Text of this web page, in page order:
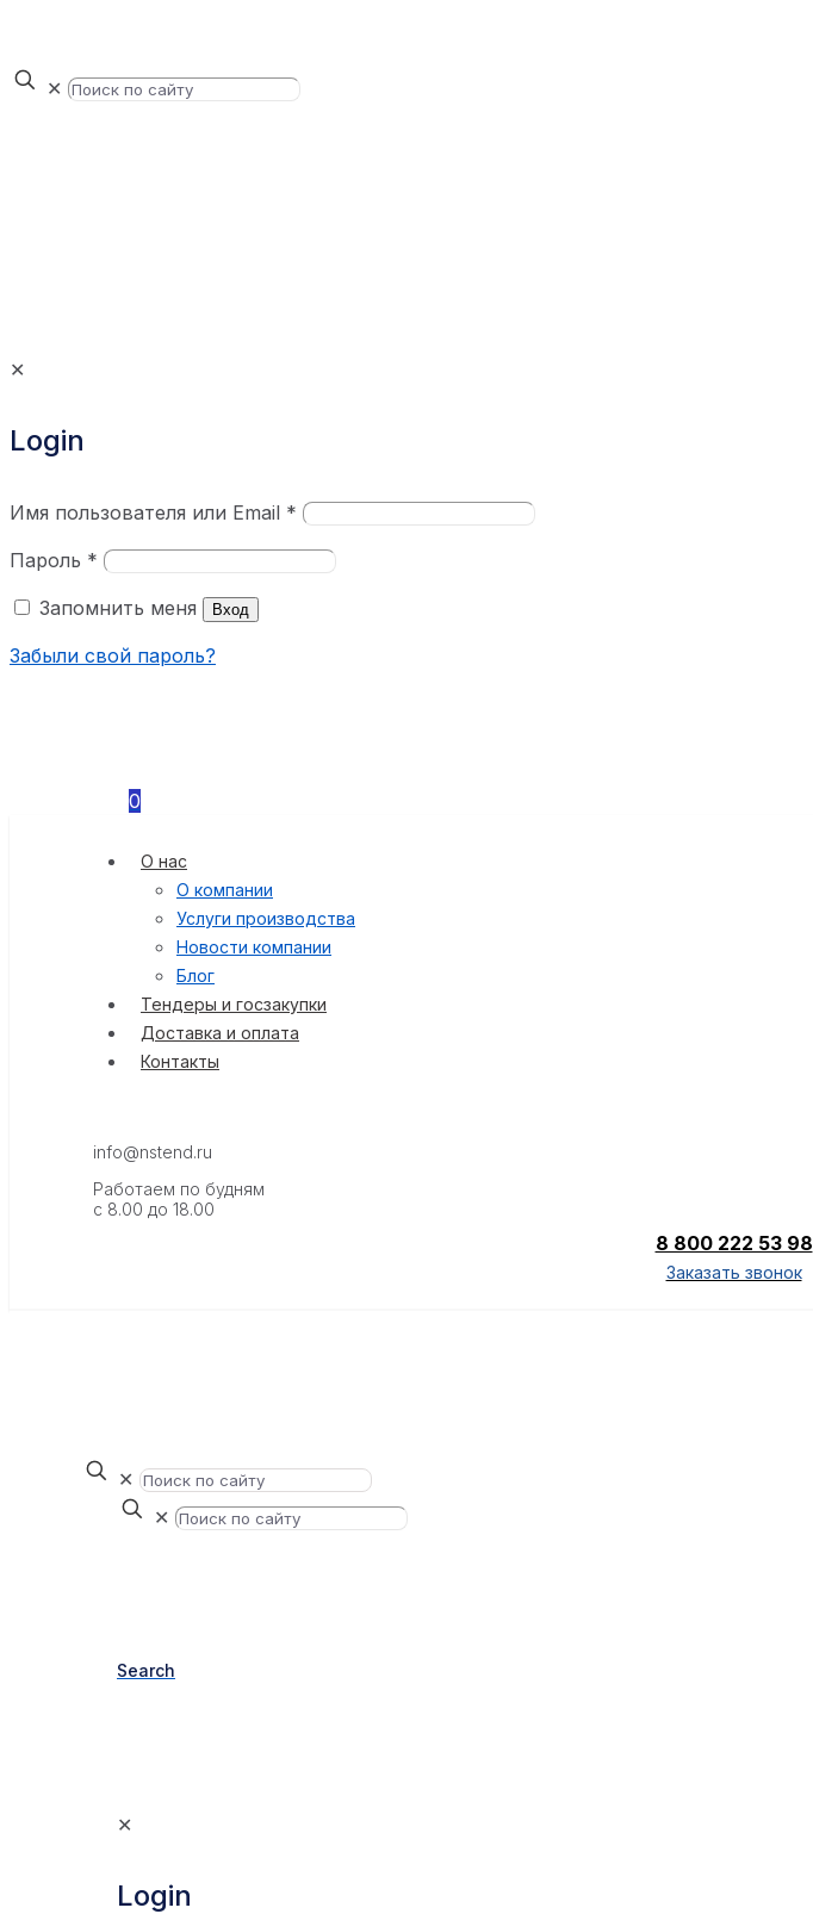
✕
✕
Login
Имя пользователя или Email *
Пароль *
Запомнить меня
Вход
Забыли свой пароль?
0
О нас
О компании
Услуги производства
Новости компании
Блог
Тендеры и госзакупки
Доставка и оплата
Контакты
info@nstend.ru
Работаем по будням
с 8.00 до 18.00
8 800 222 53 98
Заказать звонок
✕
✕
Search
✕
Login